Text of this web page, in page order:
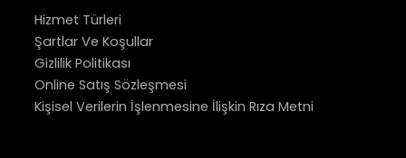
Hizmet Türleri
Şartlar Ve Koşullar
Gizlilik Politikası
Online Satış Sözleşmesi
Kişisel Verilerin İşlenmesine İlişkin Rıza Metni